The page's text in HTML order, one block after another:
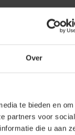
Over
te bieden en om
partners voor social
die u aan